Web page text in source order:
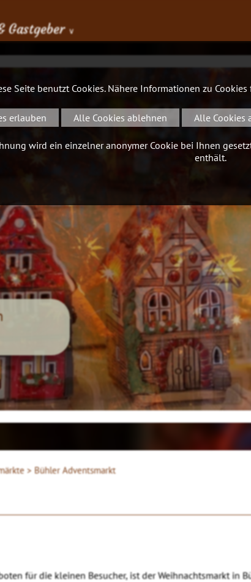
Gastgeber ∨
> Bühler Adventsmarkt
für die kleinen Besucher, ist der Weihnachtsmarkt in
Seite benutzt Cookies. Nähere Informationen zu
erlauben Alle Cookies ablehnen Alle Cookies
wird ein einzelner anonymer Cookie bei Ihnen
enthält.